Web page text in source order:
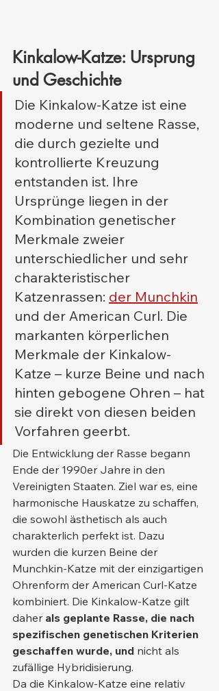
Kinkalow-Katze: Ursprung
und Geschichte
Die Kinkalow-Katze ist eine
moderne und seltene Rasse,
die durch gezielte und
kontrollierte Kreuzung
entstanden ist. Ihre
Ursprünge liegen in der
Kombination genetischer
Merkmale zweier
unterschiedlicher und sehr
charakteristischer
Katzenrassen: der Munchkin
und der American Curl. Die
markanten körperlichen
Merkmale der Kinkalow-
Katze – kurze Beine und nach
hinten gebogene Ohren – hat
sie direkt von diesen beiden
Vorfahren geerbt.
Die Entwicklung der Rasse begann
Ende der 1990er Jahre in den
Vereinigten Staaten. Ziel war es, eine
harmonische Hauskatze zu schaffen,
die sowohl ästhetisch als auch
charakterlich perfekt ist. Dazu
wurden die kurzen Beine der
Munchkin-Katze mit der einzigartigen
Ohrenform der American Curl-Katze
kombiniert. Die Kinkalow-Katze gilt
daher als geplante Rasse, die nach
spezifischen genetischen Kriterien
geschaffen wurde, und nicht als
zufällige Hybridisierung.
Da die Kinkalow-Katze eine relativ